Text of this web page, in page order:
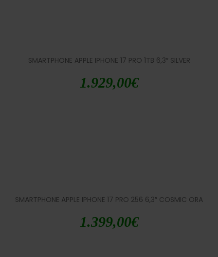
SMARTPHONE APPLE IPHONE 17 PRO 1TB 6,3″ SILVER
1.929,00€
SMARTPHONE APPLE IPHONE 17 PRO 256 6,3″ COSMIC ORA
1.399,00€